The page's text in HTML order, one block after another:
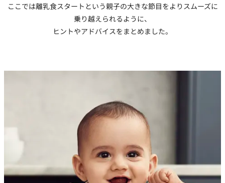
ここでは離乳食スタートという親子の大きな節目をよりスムーズに
乗り越えられるように、
ヒントやアドバイスをまとめました。